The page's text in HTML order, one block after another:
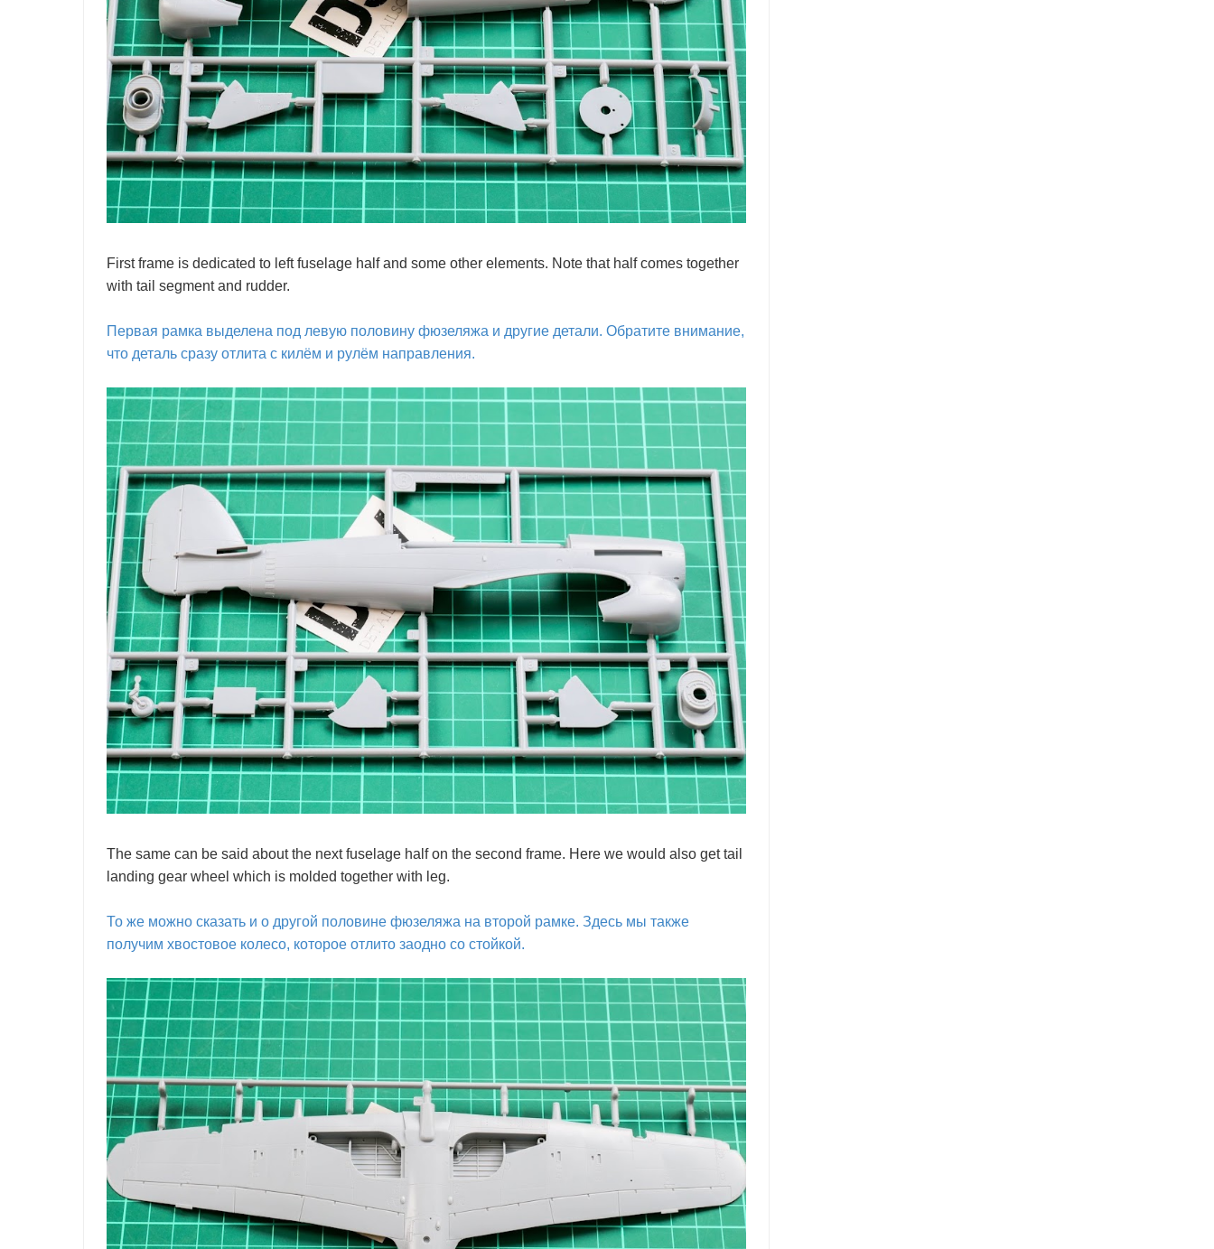
First frame is dedicated to left fuselage half and some other elements. Note that half comes together
with tail segment and rudder.
Первая рамка выделена под левую половину фюзеляжа и другие детали. Обратите внимание,
что деталь сразу отлита с килём и рулём направления.
The same can be said about the next fuselage half on the second frame. Here we would also get tail
landing gear wheel which is molded together with leg.
То же можно сказать и о другой половине фюзеляжа на второй рамке. Здесь мы также
получим хвостовое колесо, которое отлито заодно со стойкой.